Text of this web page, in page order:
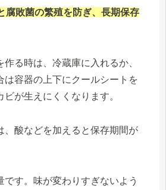
腐敗菌の繁殖を防ぎ、長期保存
る時は、冷蔵庫に入れるか、
は容器の上下にクールシートを
が生えにくくなります。
、酸などを加えると保存期間が
です。味が変わりすぎないよう